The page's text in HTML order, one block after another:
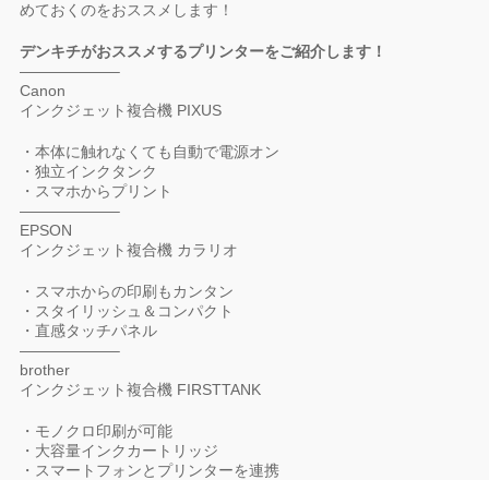
めておくのをおススメします！
デンキチがおススメするプリンターをご紹介します！
——————–
Canon
インクジェット複合機 PIXUS
・本体に触れなくても自動で電源オン
・独立インクタンク
・スマホからプリント
——————–
EPSON
インクジェット複合機 カラリオ
・スマホからの印刷もカンタン
・スタイリッシュ＆コンパクト
・直感タッチパネル
——————–
brother
インクジェット複合機 FIRSTTANK
・モノクロ印刷が可能
・大容量インクカートリッジ
・スマートフォンとプリンターを連携